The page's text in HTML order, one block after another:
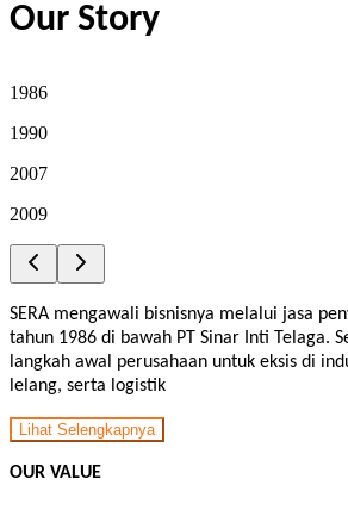
Our Story
1986
1990
2007
2009
SERA mengawali bisnisnya melalui jasa
tahun 1986 di bawah PT Sinar Inti Telaga.
langkah awal perusahaan untuk eksis di
lelang, serta logistik
Lihat Selengkapnya
OUR VALUE